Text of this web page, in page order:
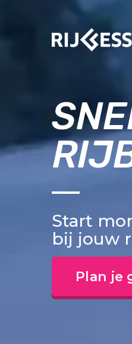
Start
bij jouw
Plan je